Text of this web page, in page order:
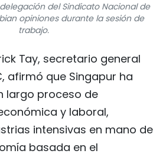
del Sindicato Nacional de
opiniones durante la sesión de
trabajo.
Tay, secretario general
afirmó que Singapur ha
largo proceso de
y laboral,
intensivas en mano de
basada en el